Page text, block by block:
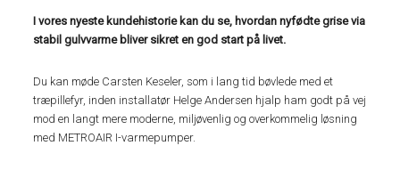
I vores nyeste kundehistorie kan du se, hvordan nyfødte grise via
stabil gulvvarme bliver sikret en god start på livet.
Du kan møde Carsten Keseler, som i lang tid bøvlede med et
træpillefyr, inden installatør Helge Andersen hjalp ham godt på vej
mod en langt mere moderne, miljøvenlig og overkommelig løsning
med METROAIR I-varmepumper.